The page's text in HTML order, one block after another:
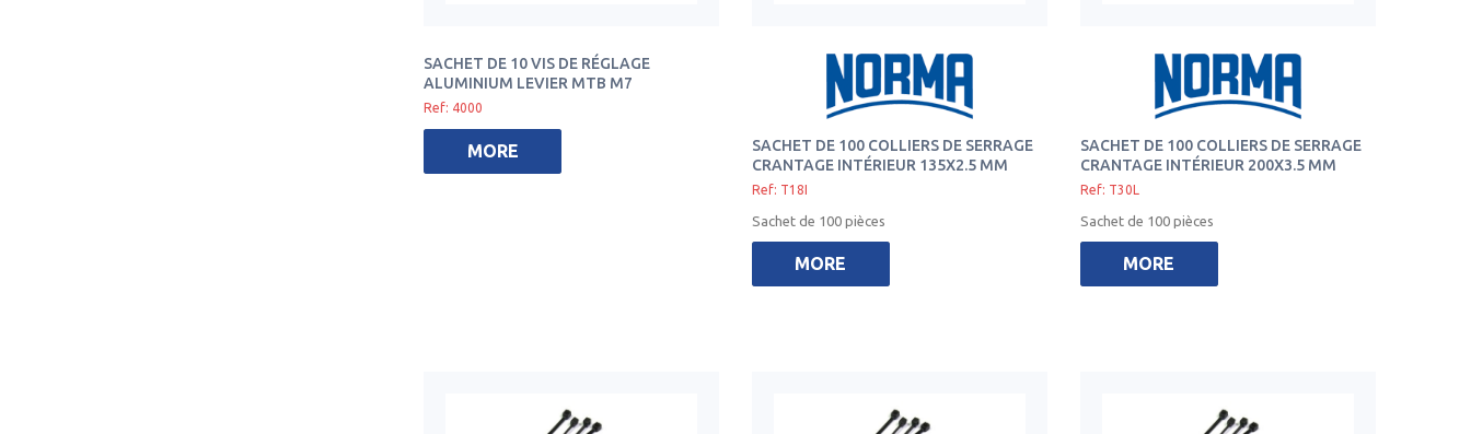
SACHET DE 10 VIS DE RÉGLAGE
ALUMINIUM LEVIER MTB M7
Ref: 4000
MORE
SACHET DE 100 COLLIERS DE SERRAGE
CRANTAGE INTÉRIEUR 135X2.5 MM
Ref: T18I
Sachet de 100 pièces
MORE
SACHET DE 100 COLLIERS DE SERRAGE
CRANTAGE INTÉRIEUR 200X3.5 MM
Ref: T30L
Sachet de 100 pièces
MORE